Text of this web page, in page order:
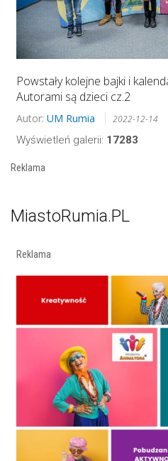
Powstały kolejne bajki i
Autorami są dzieci cz.2
Autor: UM Rumia 2022-12-14
Wyświetleń galerii: 17283
Reklama
MiastoRumia.PL
Reklama